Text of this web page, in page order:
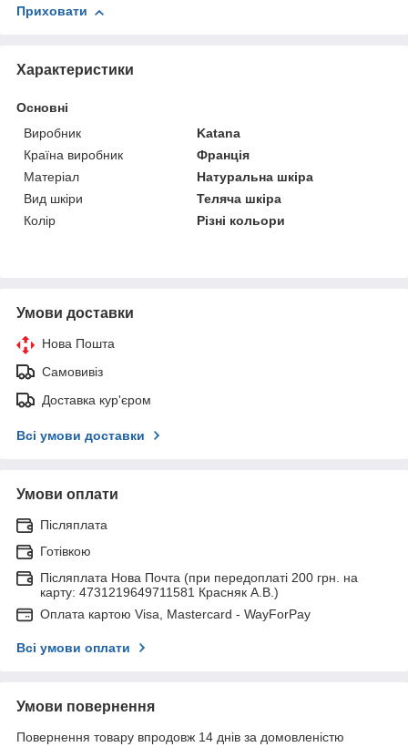
Приховати
Характеристики
Основні
Виробник
Katana
Країна виробник
Франція
Матеріал
Натуральна шкіра
Вид шкіри
Теляча шкіра
Колір
Різні кольори
Умови доставки
Нова Пошта
Самовивіз
Доставка кур'єром
Всі умови доставки
Умови оплати
Післяплата
Готівкою
Післяплата Нова Почта (при передоплаті 200 грн. на
карту: 4731219649711581 Красняк А.В.)
Оплата картою Visa, Mastercard - WayForPay
Всі умови оплати
Умови повернення
Повернення товару впродовж 14 днів за домовленістю